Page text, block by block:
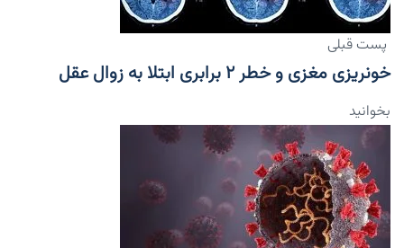
پست قبلی
خونریزی مغزی و خطر ۲ برابری ابتلا به زوال عقل
بخوانید